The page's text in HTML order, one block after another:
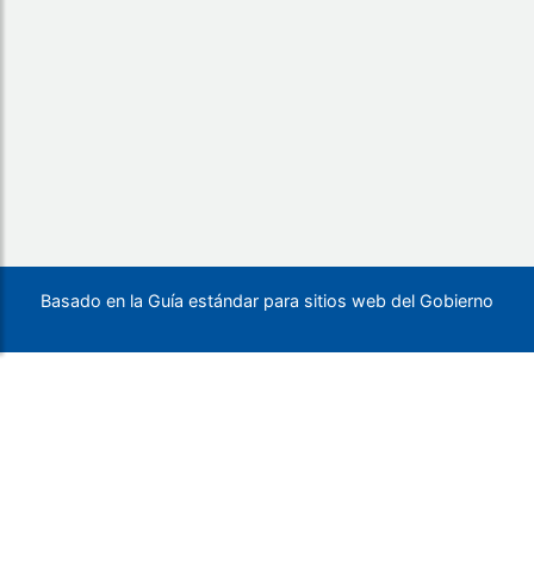
Basado en la Guía estándar para sitios web del Gobierno